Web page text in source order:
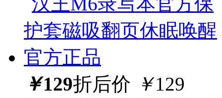
￥129折后价 ￥129